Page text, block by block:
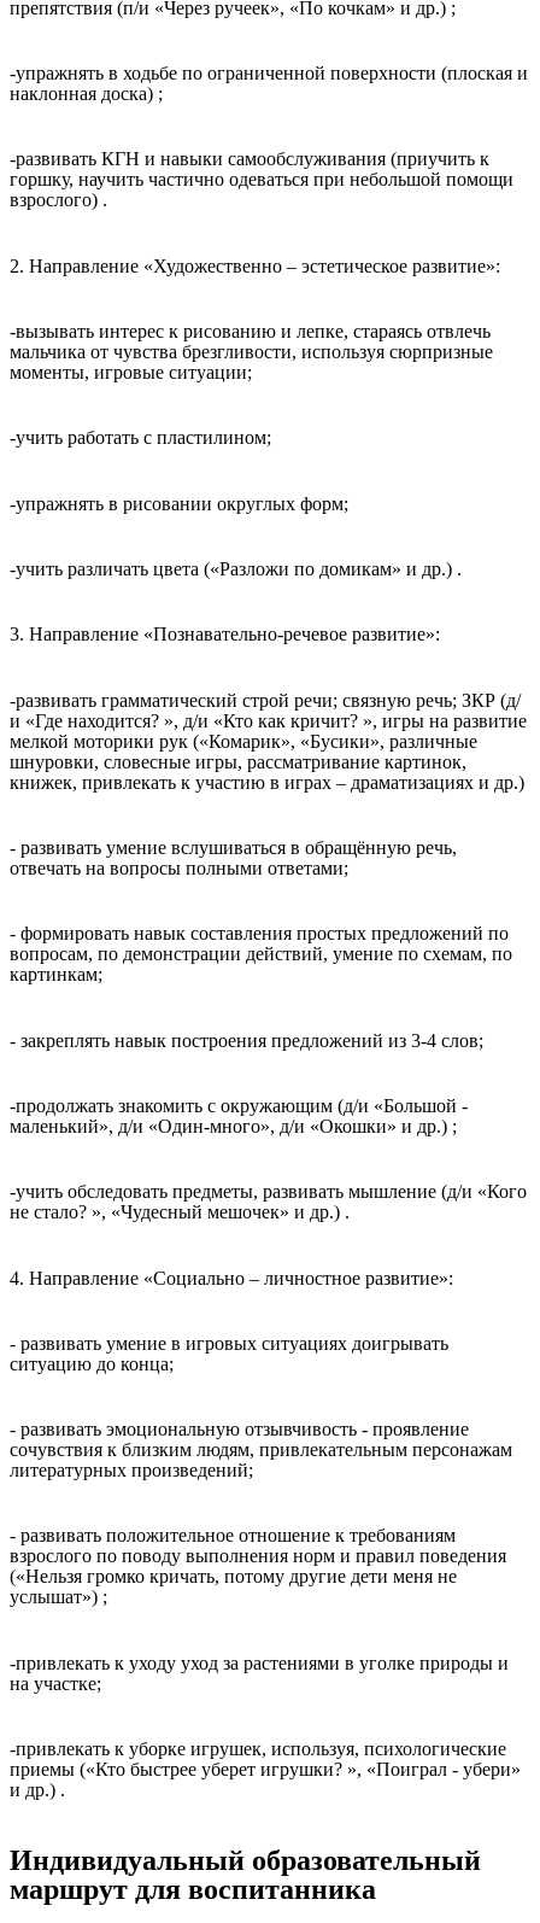
препятствия (п/и «Через ручеек», «По кочкам» и др.) ;
-упражнять в ходьбе по ограниченной поверхности (плоская и
наклонная доска) ;
-развивать КГН и навыки самообслуживания (приучить к
горшку, научить частично одеваться при небольшой помощи
взрослого) .
2. Направление «Художественно – эстетическое развитие»:
-вызывать интерес к рисованию и лепке, стараясь отвлечь
мальчика от чувства брезгливости, используя сюрпризные
моменты, игровые ситуации;
-учить работать с пластилином;
-упражнять в рисовании округлых форм;
-учить различать цвета («Разложи по домикам» и др.) .
3. Направление «Познавательно-речевое развитие»:
-развивать грамматический строй речи; связную речь; ЗКР (д/
и «Где находится? », д/и «Кто как кричит? », игры на развитие
мелкой моторики рук («Комарик», «Бусики», различные
шнуровки, словесные игры, рассматривание картинок,
книжек, привлекать к участию в играх – драматизациях и др.)
- развивать умение вслушиваться в обращённую речь,
отвечать на вопросы полными ответами;
- формировать навык составления простых предложений по
вопросам, по демонстрации действий, умение по схемам, по
картинкам;
- закреплять навык построения предложений из 3-4 слов;
-продолжать знакомить с окружающим (д/и «Большой -
маленький», д/и «Один-много», д/и «Окошки» и др.) ;
-учить обследовать предметы, развивать мышление (д/и «Кого
не стало? », «Чудесный мешочек» и др.) .
4. Направление «Социально – личностное развитие»:
- развивать умение в игровых ситуациях доигрывать
ситуацию до конца;
- развивать эмоциональную отзывчивость - проявление
сочувствия к близким людям, привлекательным персонажам
литературных произведений;
- развивать положительное отношение к требованиям
взрослого по поводу выполнения норм и правил поведения
(«Нельзя громко кричать, потому другие дети меня не
услышат») ;
-привлекать к уходу уход за растениями в уголке природы и
на участке;
-привлекать к уборке игрушек, используя, психологические
приемы («Кто быстрее уберет игрушки? », «Поиграл - убери»
и др.) .
Индивидуальный образовательный
маршрут для воспитанника